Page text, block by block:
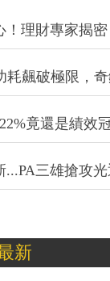
理財專家揭
耗飆破極限，
竟還是績效
...PA三雄搶攻
新